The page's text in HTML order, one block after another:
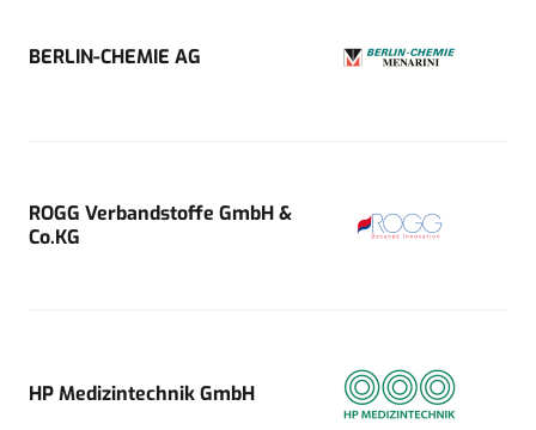
BERLIN-CHEMIE AG
ROGG Verbandstoffe GmbH &
Co.KG
HP Medizintechnik GmbH